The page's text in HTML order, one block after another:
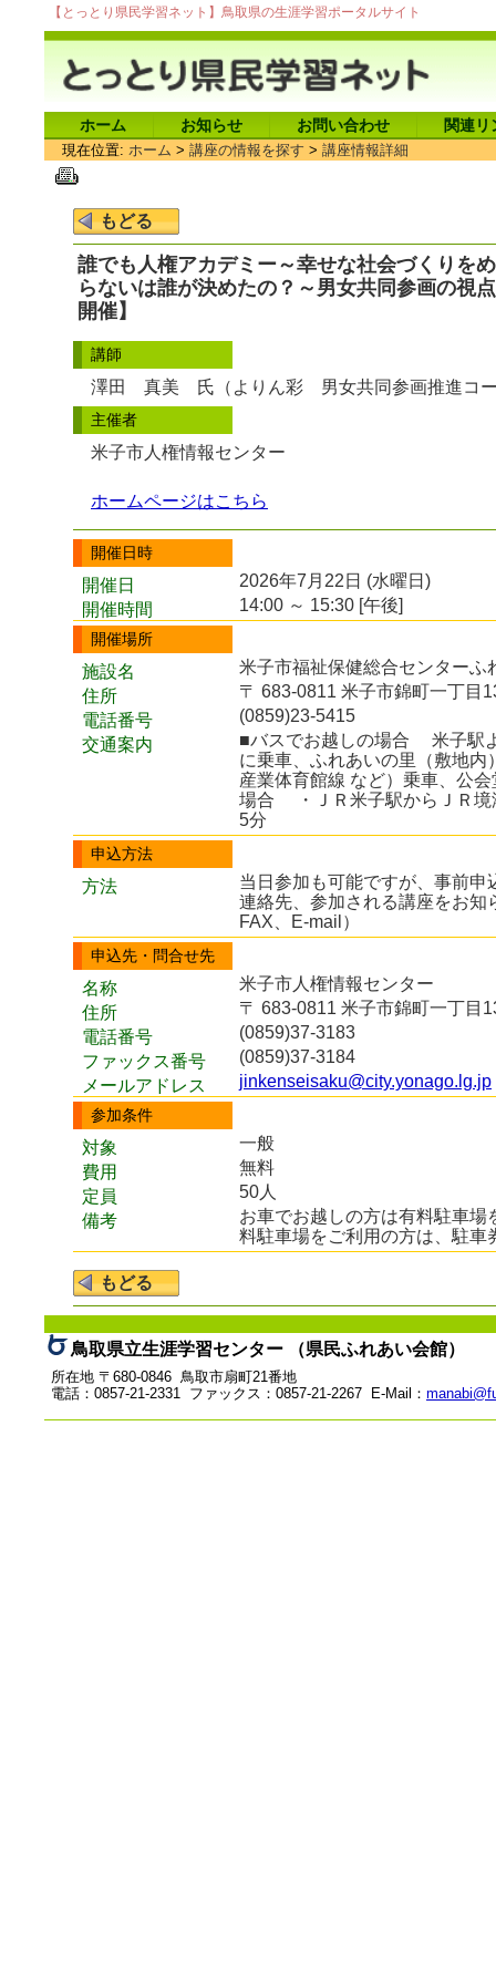
【とっとり県民学習ネット】鳥取県の生涯学習ポータルサイト
ホーム お知らせ お問い合わせ 関連リ
現在位置: ホーム > 講座の情報を探す > 講座情報詳細
誰でも人権アカデミー～幸せな社会づくりを
らないは誰が決めたの？～男女共同参画の視
開催】
講師
澤田 真美 氏（よりん彩 男女共同参画推進コー
主催者
米子市人権情報センター
ホームページはこちら
開催日時
開催日
2026年7月22日 (水曜日)
開催時間
14:00 ～ 15:30 [午後]
開催場所
施設名
米子市福祉保健総合センター
住所
〒 683-0811 米子市錦町一丁目
電話番号
(0859)23-5415
交通案内
■バスでお越しの場合 米子駅
に乗車、ふれあいの里（敷地
産業体育館線 など）乗車、公
場合 ・ＪＲ米子駅からＪＲ境
5分
申込方法
方法
当日参加も可能ですが、事前
連絡先、参加される講座をお知
FAX、E-mail）
申込先・問合せ先
名称
米子市人権情報センター
住所
〒 683-0811 米子市錦町一丁目
電話番号
(0859)37-3183
ファックス番号
(0859)37-3184
メールアドレス
jinkenseisaku@city.yonago.lg.jp
参加条件
対象
一般
費用
無料
定員
50人
備考
お車でお越しの方は有料駐車
料駐車場をご利用の方は、駐車
鳥取県立生涯学習センター （県民ふれあい会館）
所在地 〒680-0846 鳥取市扇町21番地
電話：0857-21-2331 ファックス：0857-21-2267 E-Mail：